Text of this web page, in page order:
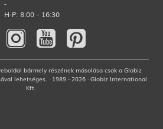
-
H-P: 8:00 - 16:30
bármely részének másolása csak a Globiz
lehetséges. · 1989 - 2026 · Globiz International
Kft.